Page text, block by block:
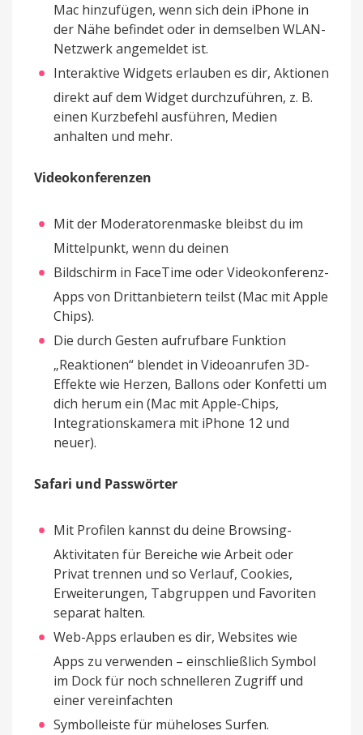
Mac hinzufügen, wenn sich dein iPhone in
der Nähe befindet oder in demselben WLAN-
Netzwerk angemeldet ist.
Interaktive Widgets erlauben es dir, Aktionen
direkt auf dem Widget durchzuführen, z. B.
einen Kurzbefehl ausführen, Medien
anhalten und mehr.
Videokonferenzen
Mit der Moderatorenmaske bleibst du im
Mittelpunkt, wenn du deinen
Bildschirm in FaceTime oder Videokonferenz-
Apps von Drittanbietern teilst (Mac mit Apple
Chips).
Die durch Gesten aufrufbare Funktion
„Reaktionen“ blendet in Videoanrufen 3D-
Effekte wie Herzen, Ballons oder Konfetti um
dich herum ein (Mac mit Apple-Chips,
Integrationskamera mit iPhone 12 und
neuer).
Safari und Passwörter
Mit Profilen kannst du deine Browsing-
Aktivitaten für Bereiche wie Arbeit oder
Privat trennen und so Verlauf, Cookies,
Erweiterungen, Tabgruppen und Favoriten
separat halten.
Web-Apps erlauben es dir, Websites wie
Apps zu verwenden – einschließlich Symbol
im Dock für noch schnelleren Zugriff und
einer vereinfachten
Symbolleiste für müheloses Surfen.